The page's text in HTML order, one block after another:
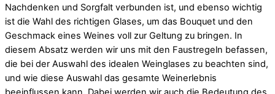
Nachdenken und Sorgfalt verbunden ist, und ebenso wichtig
ist die Wahl des richtigen Glases, um das Bouquet und den
Geschmack eines Weines voll zur Geltung zu bringen. In
diesem Absatz werden wir uns mit den Faustregeln befassen,
die bei der Auswahl des idealen Weinglases zu beachten sind,
und wie diese Auswahl das gesamte Weinerlebnis